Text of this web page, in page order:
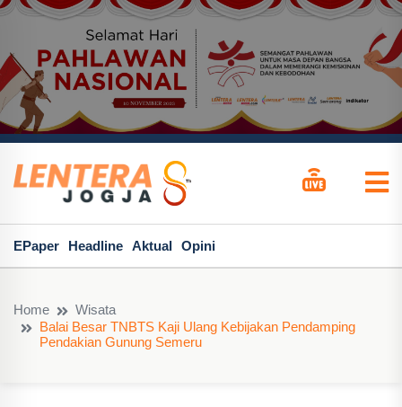
EPaper Headline Aktual Opini
Home
Wisata
Balai Besar TNBTS Kaji Ulang Kebijakan Pendamping
Pendakian Gunung Semeru